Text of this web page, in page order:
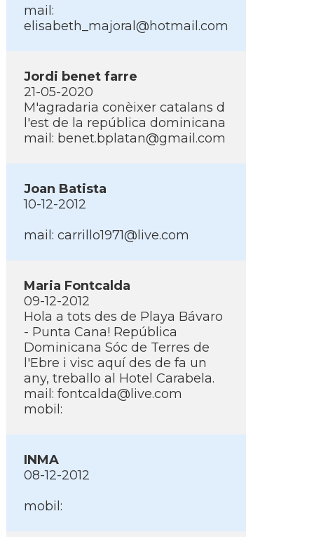
mail:
elisabeth_majoral@hotmail.com
Jordi benet farre
21-05-2020
M'agradaria conèixer catalans d
l'est de la república dominicana
mail: benet.bplatan@gmail.com
Joan Batista
10-12-2012
mail: carrillo1971@live.com
Maria Fontcalda
09-12-2012
Hola a tots des de Playa Bávaro
- Punta Cana! República
Dominicana Sóc de Terres de
l'Ebre i visc aquí­ des de fa un
any, treballo al Hotel Carabela.
mail: fontcalda@live.com
mobil:
INMA
08-12-2012
mobil: